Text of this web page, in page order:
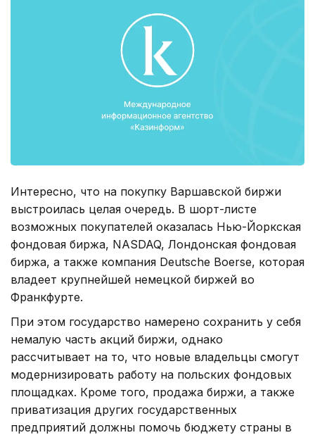
Интересно, что на покупку Варшавской биржи
выстроилась целая очередь. В шорт-листе
возможных покупателей оказалась Нью-Йоркская
фондовая биржа, NASDAQ, Лондонская фондовая
биржа, а также компания Deutsche Boerse, которая
владеет крупнейшей немецкой биржей во
Франкфурте.
При этом государство намерено сохранить у себя
немалую часть акций биржи, однако
рассчитывает на то, что новые владельцы смогут
модернизировать работу на польских фондовых
площадках. Кроме того, продажа биржи, а также
приватизация других государственных
предприятий должны помочь бюджету страны в